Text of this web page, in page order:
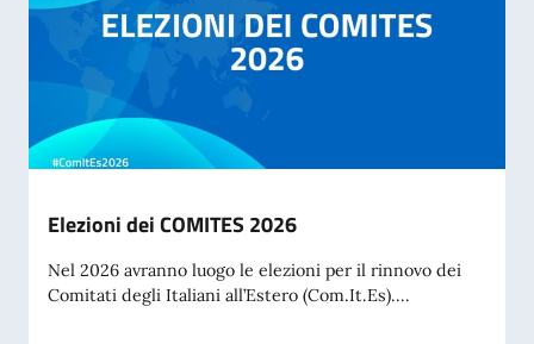
Elezioni dei COMITES 2026
Nel 2026 avranno luogo le elezioni per il rinnovo dei
Comitati degli Italiani all’Estero (Com.It.Es)....